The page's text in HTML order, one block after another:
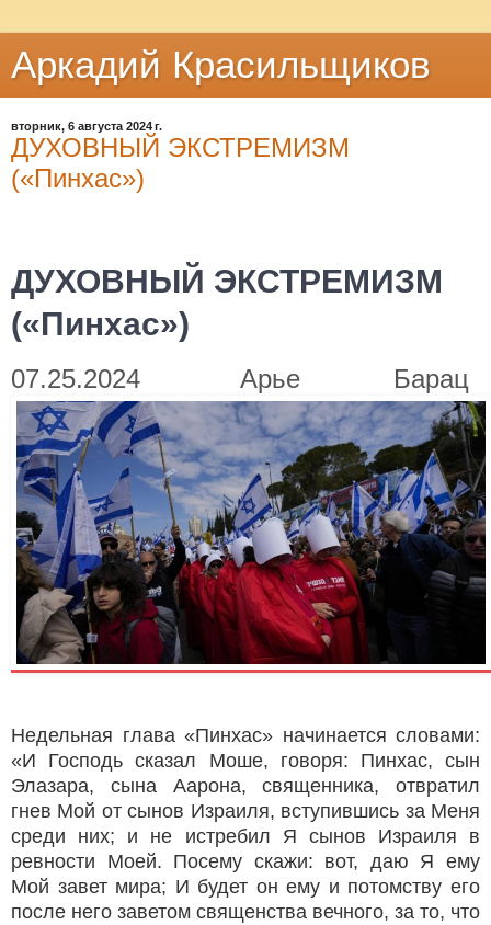
Аркадий Красильщиков
вторник, 6 августа 2024 г.
ДУХОВНЫЙ ЭКСТРЕМИЗМ
(«Пинхас»)
ДУХОВНЫЙ ЭКСТРЕМИЗМ
(«Пинхас»)
07.25.2024 Арье Барац
Недельная глава «Пинхас» начинается словами:
«И Господь сказал Моше, говоря: Пинхас, сын
Элазара, сына Аарона, священника, отвратил
гнев Мой от сынов Израиля, вступившись за Меня
среди них; и не истребил Я сынов Израиля в
ревности Моей. Посему скажи: вот, даю Я ему
Мой завет мира; И будет он ему и потомству его
после него заветом священства вечного, за то, что